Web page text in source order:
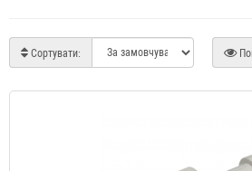
Сортувати: